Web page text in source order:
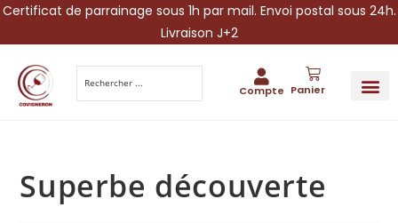
Certificat de parrainage sous 1h par mail. Envoi postal sous 24h.
Livraison J+2
Compte Panier
Superbe découverte